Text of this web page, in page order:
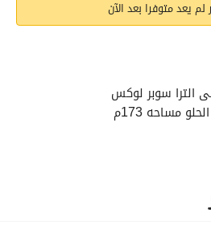
لم يعد متوفرا بعد الآن
الترا سوبر لوكس
مساحه 173م
على: